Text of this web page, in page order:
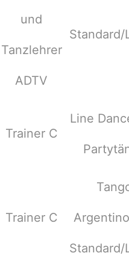
und
Tanzlehrer
ADTV
Standard/
Trainer C
Line
Trainer C
Standard/